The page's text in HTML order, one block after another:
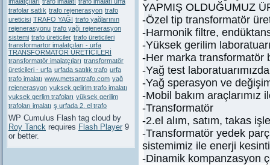
trafolar satlık trafo rejenerasyon trafo
ureticisi TRAFO YAĞI trafo yağlarının
rejenerasyonu trafo yağı rejenerasyon
sistemi trafo üreticiler trafo üreticileri
transformartor imalatçıları - urfa
TRANSFORMATÖR ÜRETİCİLERİ
transformatör imalatçıları transformatör
üreticileri - urfa urfada satılık trafo urfa
trafo imalatı www.metsantrafo.com yağ
rejenerasyon yuksek gelirim trafo imalatı
yuksek gerlim trafoları yüksek gerilim
trafoları imalatı ş urfada 2. el trafo
WP Cumulus Flash tag cloud by
Roy Tanck requires Flash Player 9
or better.
YAPMIŞ OLDUĞUMUZ
-Özel tip transformatör
-Harmonik filtre,
-Yüksek gerilim
-Her marka transformatör
-Yağ test
-Yağ sperasyon ve
-Mobil bakım araçlarımız
-Transformatör
-2.el alım, satım, takas
-Transformatör yedek
sistemimiz ile enerji
-Dinamik kompanzasyon